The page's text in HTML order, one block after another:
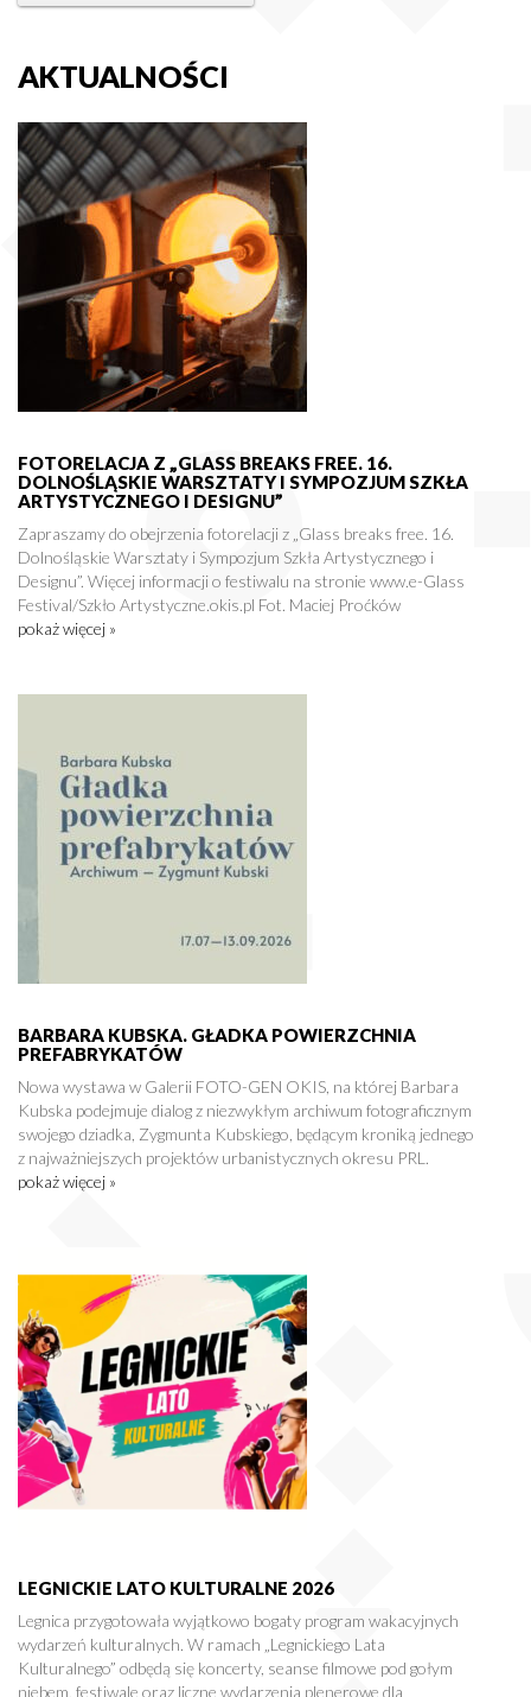
AKTUALNOŚCI
FOTORELACJA Z „GLASS BREAKS FREE. 16.
DOLNOŚLĄSKIE WARSZTATY I SYMPOZJUM SZKŁA
ARTYSTYCZNEGO I DESIGNU”
Zapraszamy do obejrzenia fotorelacji z „Glass breaks free. 16.
Dolnośląskie Warsztaty i Sympozjum Szkła Artystycznego i
Designu”. Więcej informacji o festiwalu na stronie www.e-Glass
Festival/Szkło Artystyczne.okis.pl Fot. Maciej Proćków
pokaż więcej »
BARBARA KUBSKA. GŁADKA POWIERZCHNIA
PREFABRYKATÓW
Nowa wystawa w Galerii FOTO-GEN OKIS, na której Barbara
Kubska podejmuje dialog z niezwykłym archiwum fotograficznym
swojego dziadka, Zygmunta Kubskiego, będącym kroniką jednego
z najważniejszych projektów urbanistycznych okresu PRL.
pokaż więcej »
LEGNICKIE LATO KULTURALNE 2026
Legnica przygotowała wyjątkowo bogaty program wakacyjnych
wydarzeń kulturalnych. W ramach „Legnickiego Lata
Kulturalnego” odbędą się koncerty, seanse filmowe pod gołym
niebem, festiwale oraz liczne wydarzenia plenerowe dla